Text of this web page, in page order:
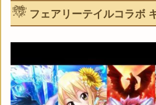
フェアリーテイルコラボ